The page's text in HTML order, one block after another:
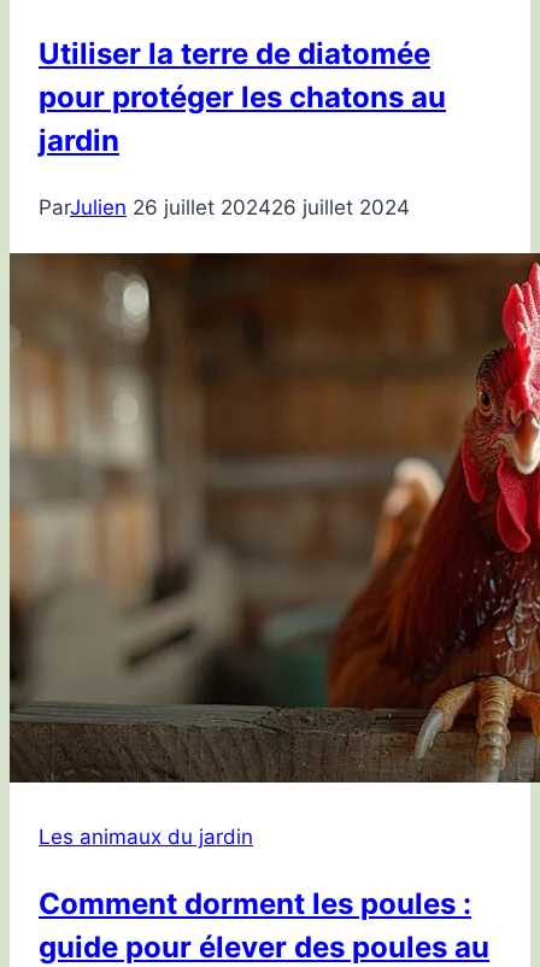
Utiliser la terre de diatomée
pour protéger les chatons au
jardin
ParJulien 26 juillet 202426 juillet 2024
Les animaux du jardin
Comment dorment les poules :
guide pour élever des poules au